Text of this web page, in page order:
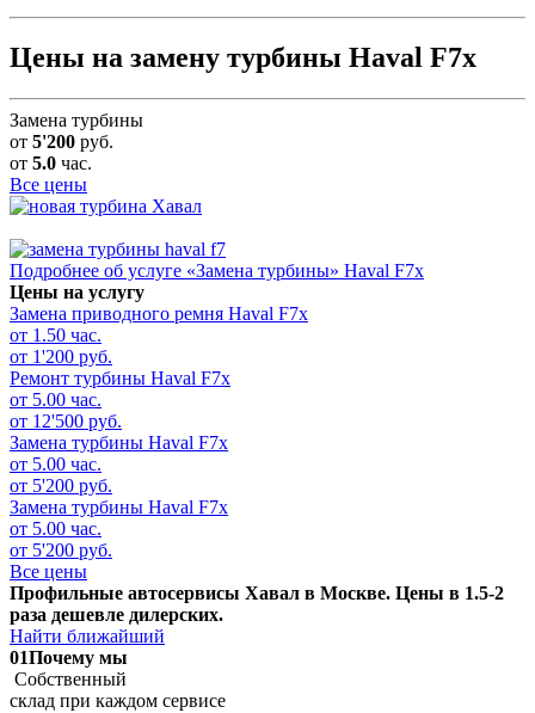
Цены на замену турбины Haval F7x
Замена турбины
от 5'200 руб.
от 5.0 час.
Все цены
Подробнее об услуге «Замена турбины» Haval F7x
Цены на услугу
Замена приводного ремня Haval F7x
от 1.50 час.
от 1'200 руб.
Ремонт турбины Haval F7x
от 5.00 час.
от 12'500 руб.
Замена турбины Haval F7x
от 5.00 час.
от 5'200 руб.
Замена турбины Haval F7x
от 5.00 час.
от 5'200 руб.
Все цены
Профильные автосервисы Хавал в Москве. Цены в 1.5-2
раза дешевле дилерских.
Найти ближайший
01Почему мы
Собственный
склад при каждом сервисе